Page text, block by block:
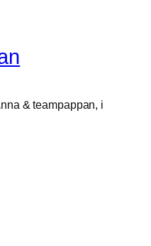
& teampappan, i